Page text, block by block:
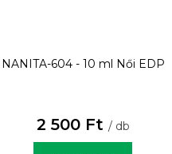
NANITA-604 - 10 ml Női EDP
2 500 Ft / db